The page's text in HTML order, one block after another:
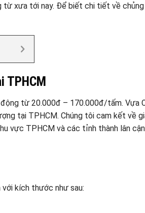
xưa tới nay. Để biết chi tiết về chủng
TPHCM
từ 20.000đ – 170.000đ/tấm. Vựa
tại TPHCM. Chúng tôi cam kết về
vực TPHCM và các tỉnh thành lân
với kích thước như sau: